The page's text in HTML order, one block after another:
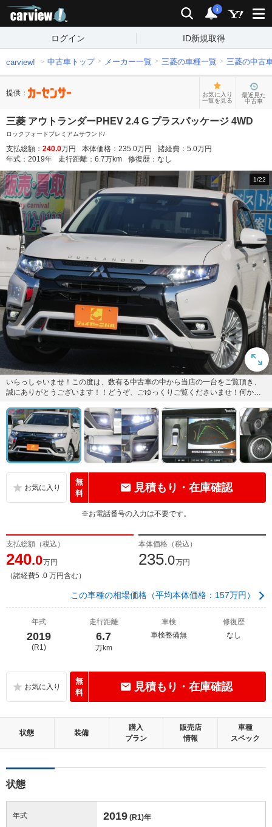
検索 通知
i
ログイン ID新規取得
carview! 中古車トップ メーカー一覧 三菱の車種一覧 三菱の中古
提供：
お気に入り
一覧を見る
最近見た
中古車
三菱 アウトランダーPHEV 2.4 G プラスパッケージ 4WD
ロックフォードプレミアムサウンド/
支払総額： 240.0万円 本体価格： 235.0万円 諸経費： 5.0万円
年式： 2019年 走行距離： 6.7万km 修復歴： なし
1/22
いらっしゃいませ！この度は、数有る中古車の中から当店の一台をご覧頂き、
誠にありがとうございます！！どうぞ、ごゆっくりご覧くださいませ！何かご
無
料
見積もり・在庫確認
※お電話番号の入力は不要です。
支払総額（税込）
240.0万円
（諸経費5 .0 万円含む）
本体価格（税込）
235.0万円
この車種の相場価格（平均本体価格：157万円）
年式
2019
(R1)
走行距離
6.7
万km
車検
車検整備無
修復歴
なし
無
料
見積もり・在庫確認
状態 装備
購入
プラン
販売店
情報
車種
スペック
状態
年式 2019 (R1)年